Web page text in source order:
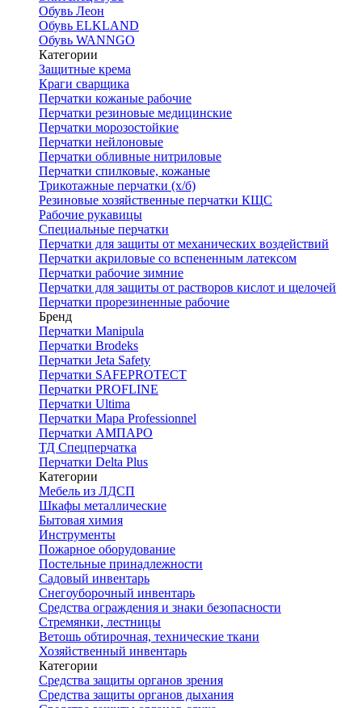
Обувь Леон
Обувь ELKLAND
Обувь WANNGO
Категории
Защитные крема
Краги сварщика
Перчатки кожаные рабочие
Перчатки резиновые медицинские
Перчатки морозостойкие
Перчатки нейлоновые
Перчатки обливные нитриловые
Перчатки спилковые, кожаные
Трикотажные перчатки (х/б)
Резиновые хозяйственные перчатки КЩС
Рабочие рукавицы
Специальные перчатки
Перчатки для защиты от механических воздействий
Перчатки акриловые со вспененным латексом
Перчатки рабочие зимние
Перчатки для защиты от растворов кислот и щелочей
Перчатки прорезиненные рабочие
Бренд
Перчатки Manipula
Перчатки Brodeks
Перчатки Jeta Safety
Перчатки SAFEPROTECT
Перчатки PROFLINE
Перчатки Ultima
Перчатки Мара Professionnel
Перчатки АМПАРО
ТД Спецперчатка
Перчатки Delta Plus
Категории
Мебель из ЛДСП
Шкафы металлические
Бытовая химия
Инструменты
Пожарное оборудование
Постельные принадлежности
Садовый инвентарь
Снегоуборочный инвентарь
Средства ограждения и знаки безопасности
Стремянки, лестницы
Ветошь обтирочная, технические ткани
Хозяйственный инвентарь
Категории
Средства защиты органов зрения
Средства защиты органов дыхания